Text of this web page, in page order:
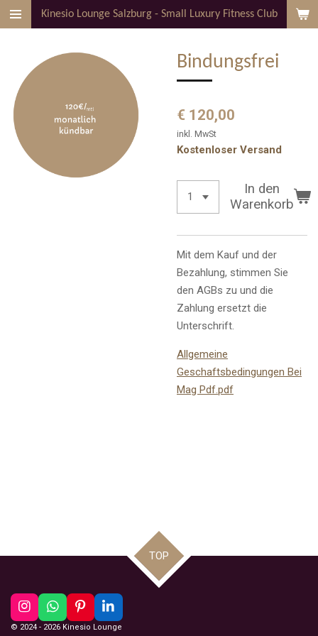
Zum
Kinesio Lounge Salzburg - Small Luxury Fitness Club
Bindungsfrei
€ 120,00
inkl. MwSt
Kostenloser Versand
In den
Warenkorb
Mit dem Kauf und der
Bezahlung, stimmen Sie
den AGBs zu und die
Zahlung ersetzt die
Unterschrift.
Allgemeine
Geschaftsbedingungen Bei
Mag Pdf.pdf
TOP
I
n
W
h
P
i
L
i
© 2024 - 2026 Kinesio Lounge